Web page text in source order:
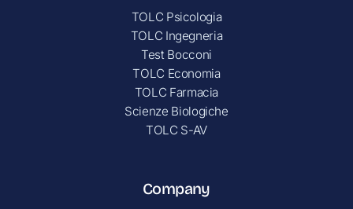
TOLC Psicologia
TOLC Ingegneria
Test Bocconi
TOLC Economia
TOLC Farmacia
Scienze Biologiche
TOLC S-AV
Company